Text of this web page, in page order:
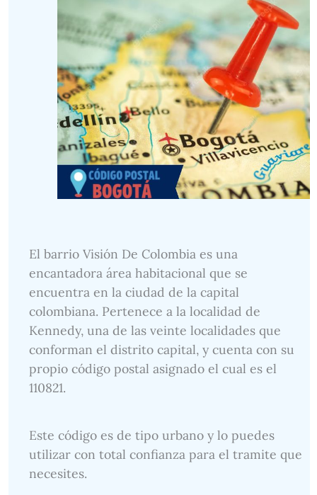
El barrio Visión De Colombia es una
encantadora área habitacional que se
encuentra en la ciudad de la capital
colombiana. Pertenece a la localidad de
Kennedy, una de las veinte localidades que
conforman el distrito capital, y cuenta con su
propio código postal asignado el cual es el
110821.
Este código es de tipo urbano y lo puedes
utilizar con total confianza para el tramite que
necesites.